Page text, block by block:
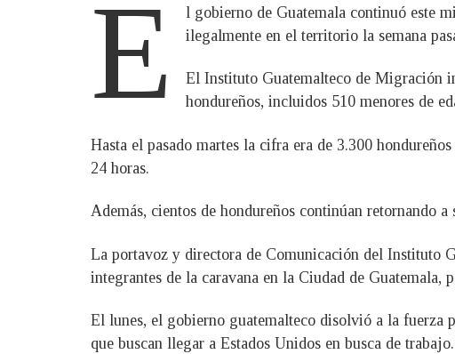
E
l gobierno de Guatemala continuó este
ilegalmente en el territorio la semana
El Instituto Guatemalteco de Migración
hondureños, incluidos 510 menores de
Hasta el pasado martes la cifra era de 3.300
24 horas.
Además, cientos de hondureños continúan retornando
La portavoz y directora de Comunicación del Instituto
integrantes de la caravana en la Ciudad de
El lunes, el gobierno guatemalteco disolvió a la fuerza
que buscan llegar a Estados Unidos en busca de trabajo.